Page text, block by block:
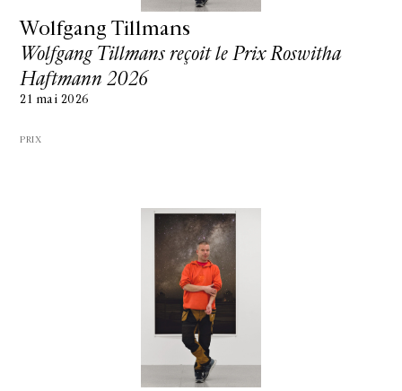
Wolfgang Tillmans
Wolfgang Tillmans reçoit le Prix Roswitha
Haftmann 2026
21 mai 2026
PRIX